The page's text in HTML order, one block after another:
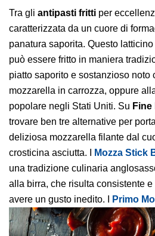
Tra gli antipasti fritti per
caratterizzata da un cuore di
panatura saporita. Questo
può essere fritto in maniera
piatto saporito e sostanzioso noto
mozzarella in carrozza, oppure
popolare negli Stati Uniti. Su
trovare ben tre alternative per
deliziosa mozzarella filante dal
crosticina asciutta. I
Mozza Stick
una tradizione culinaria
alla birra, che risulta consistente
avere un gusto inedito. I
Primo